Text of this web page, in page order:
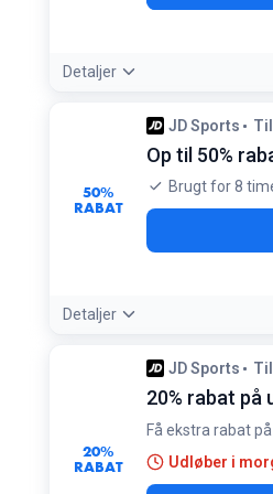
Detaljer
Betingelser:
Gælder kun for nye kunder
50%
RABAT
JD Sports
Op til 50%
Brugt for 8
Detaljer
Tilbudsdetaljer:Kig efter
Betingelser:
Gælder kun på markerede
20%
RABAT
JD Sports
20% rabat på
Få ekstra rabat
Udløber i